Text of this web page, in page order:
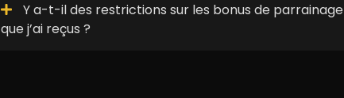
Y a-t-il des restrictions sur les bonus de parrainage
que j’ai reçus ?